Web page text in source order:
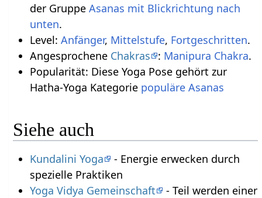
der Gruppe Asanas mit Blickrichtung nach
unten.
Level: Anfänger, Mittelstufe, Fortgeschritten.
Angesprochene Chakras : Manipura Chakra.
Popularität: Diese Yoga Pose gehört zur
Hatha-Yoga Kategorie populäre Asanas
Siehe auch
Kundalini Yoga
- Energie erwecken durch
spezielle Praktiken
Yoga Vidya Gemeinschaft
- Teil werden einer